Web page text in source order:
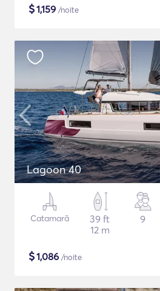
$1,159 /noite
Lagoon 40
Catamarã
39 ft
12 m
9
$1,086 /noite